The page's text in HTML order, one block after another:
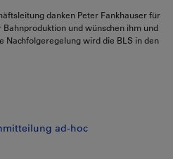
danken Peter Fankhauser für
und wünschen ihm und
Nachfolgeregelung wird die BLS in den
ad-hoc